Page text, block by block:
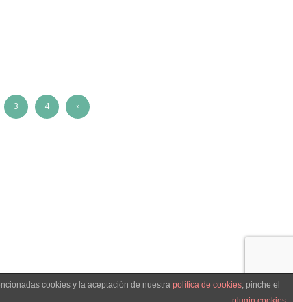
3 4 »
cookies y la aceptación de nuestra política de cookies, pinche el